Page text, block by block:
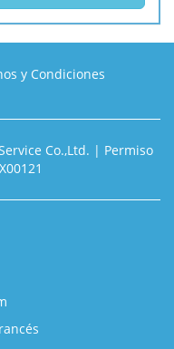
y Condiciones
Co.,Ltd. | Permiso